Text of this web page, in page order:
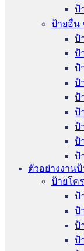
ป้
ป้ายอื่น
ป้
ป้
ป้
ป้
ป้
ป้
ป้
ป้
ป้
ตัวอย่างงานป้
ป้ายโค
ป้
ป้
ป้
ป้